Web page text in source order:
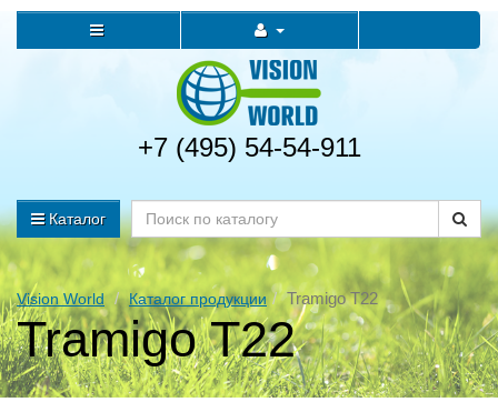
+7 (495) 54-54-911
Каталог
Vision World Каталог продукции Tramigo T22
Tramigo T22